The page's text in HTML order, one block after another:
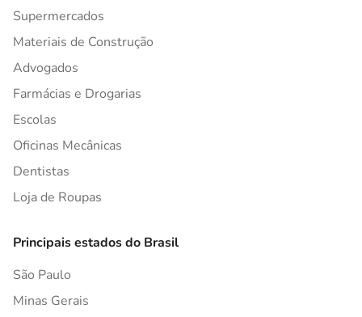
Supermercados
Materiais de Construção
Advogados
Farmácias e Drogarias
Escolas
Oficinas Mecânicas
Dentistas
Loja de Roupas
Principais estados do Brasil
São Paulo
Minas Gerais